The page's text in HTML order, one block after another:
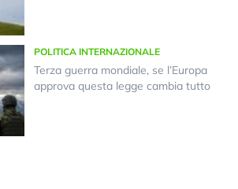
POLITICA INTERNAZIONALE
Terza guerra mondiale, se l’Europa
approva questa legge cambia tutto